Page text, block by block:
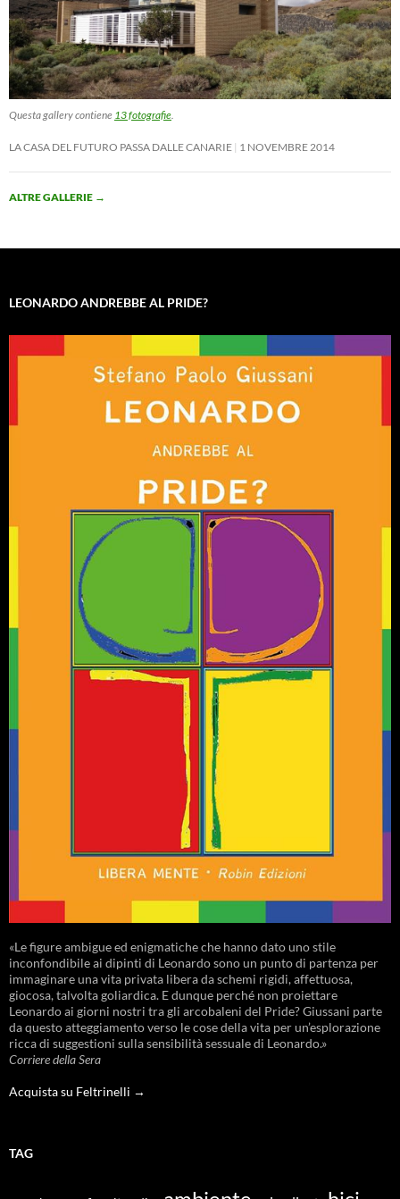
Questa gallery contiene 13 fotografie
LA CASA DEL FUTURO PASSA DALLE CANARIE 1 NOVEMBRE 2014
ALTRE GALLERIE →
LEONARDO ANDREBBE AL PRIDE?
«Le figure ambigue ed enigmatiche che hanno dato uno stile
inconfondibile ai dipinti di Leonardo sono un punto di partenza per
immaginare una vita privata libera da schemi rigidi, affettuosa,
giocosa, talvolta goliardica. E dunque perché non proiettare
Leonardo ai giorni nostri tra gli arcobaleni del Pride? Giussani parte
da questo atteggiamento verso le cose della vita per un’esplorazione
ricca di suggestioni sulla sensibilità sessuale di Leonardo.»
Corriere della Sera
Acquista su Feltrinelli →
TAG